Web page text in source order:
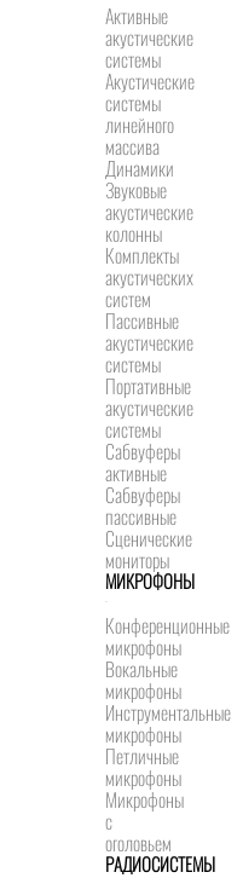
Активные
акустические
системы
Акустические
системы
линейного
массива
Динамики
Звуковые
акустические
колонны
Комплекты
акустических
систем
Пассивные
акустические
системы
Портативные
акустические
системы
Сабвуферы
активные
Сабвуферы
пассивные
Сценические
мониторы
МИКРОФОНЫ
Конференционные
микрофоны
Вокальные
микрофоны
Инструментальные
микрофоны
Петличные
микрофоны
Микрофоны
с
оголовьем
РАДИОСИСТЕМЫ